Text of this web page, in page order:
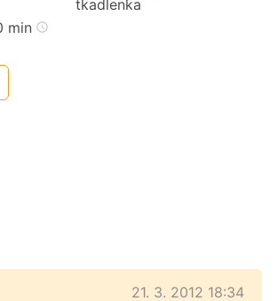
nebyl hodnocen
min
tkadlenka
21. 3. 2012 18:34